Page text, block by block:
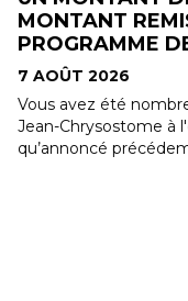
DU
de Saint-
DANS
RETOUR
7 AOÛT
Le
revient! Du
Québec